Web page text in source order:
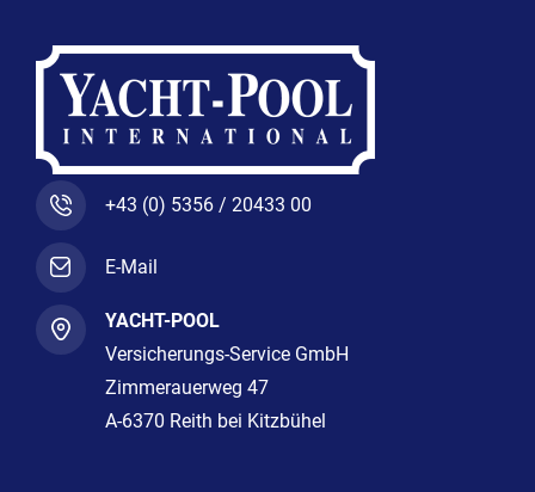
+43 (0) 5356 / 20433 00
E-Mail
YACHT-POOL
Versicherungs-Service GmbH
Zimmerauerweg 47
A-6370 Reith bei Kitzbühel